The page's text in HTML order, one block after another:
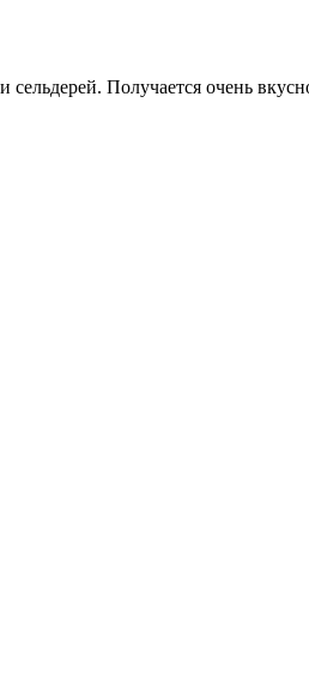
Получается очень